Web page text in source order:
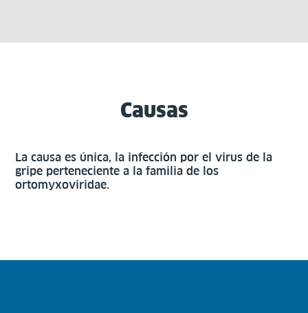
Causas
La causa es única, la infección por el virus de la
gripe perteneciente a la familia de los
ortomyxoviridae.